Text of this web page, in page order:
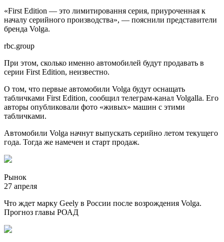
«First Edition — это лимитировання серия, приуроченная к
началу серийного производства», — пояснили представители
бренда Volga.
rbc.group
При этом, сколько именно автомобилей будут продавать в
серии First Edition, неизвестно.
О том, что первые автомобили Volga будут оснащать
табличками First Edition, сообщил телеграм-канал Volgalla. Его
авторы опубликовали фото «живых» машин с этими
табличками.
Автомобили Volga начнут выпускать серийно летом текущего
года. Тогда же намечен и старт продаж.
Рынок
27 апреля
Что ждет марку Geely в России после возрождения Volga.
Прогноз главы РОАД